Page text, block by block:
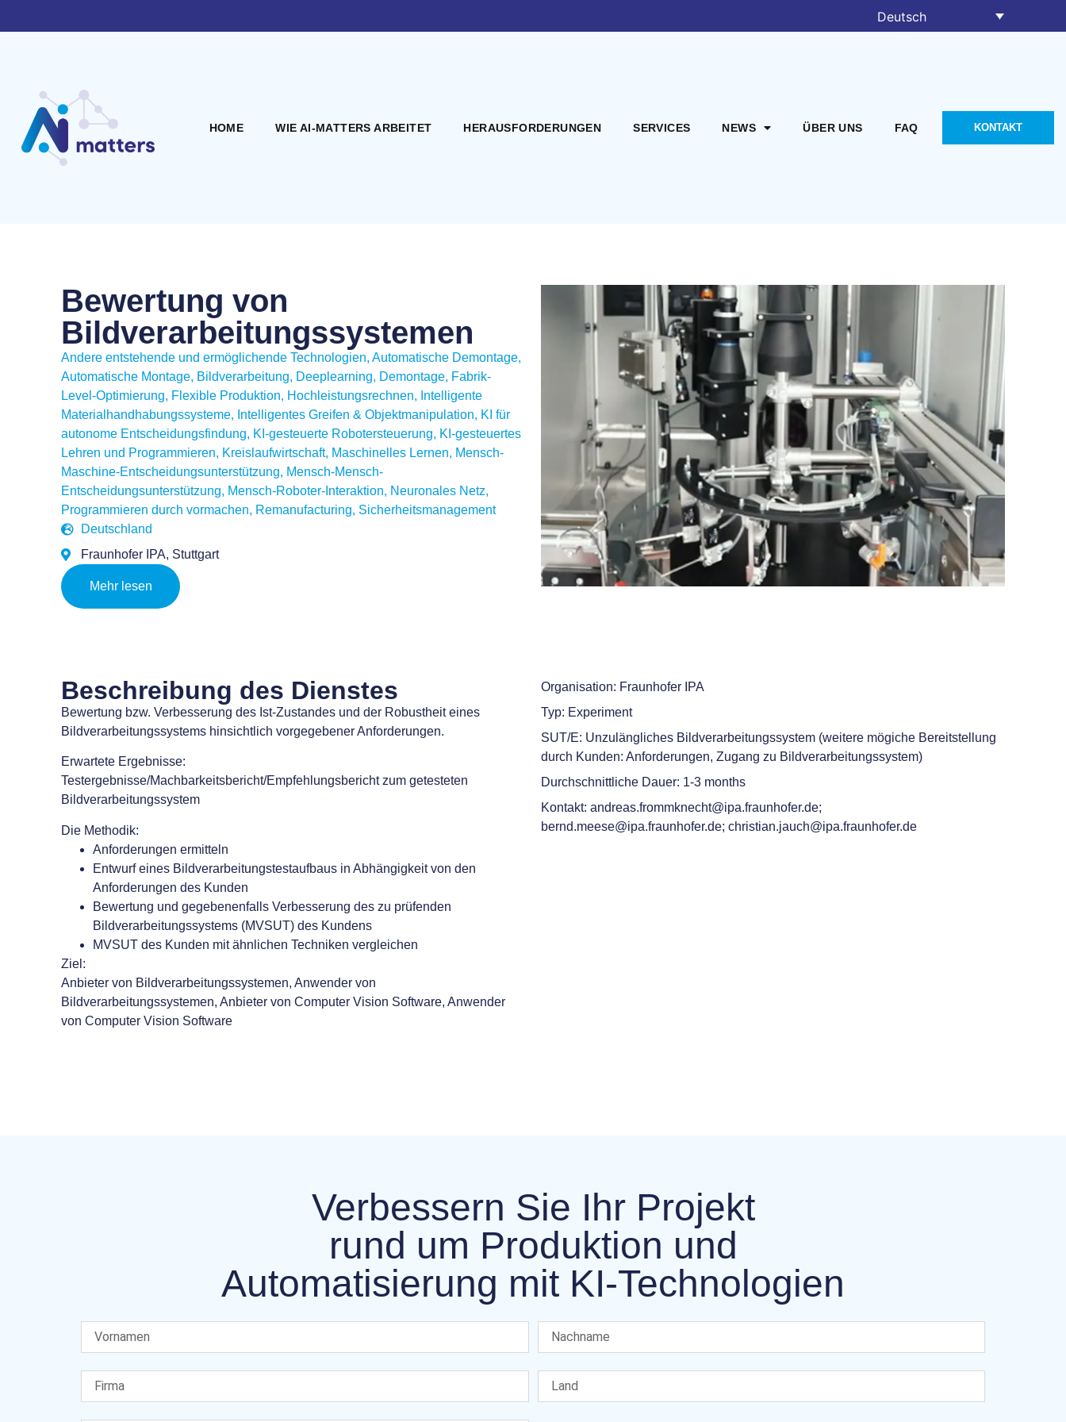
Deutsch
HOME WIE AI-MATTERS ARBEITET HERAUSFORDERUNGEN SERVICES NEWS ÜBER UNS FAQ KONTAKT
Bewertung von
Bildverarbeitungssystemen
Andere entstehende und ermöglichende Technologien,Automatische Demontage,
Automatische Montage, Bildverarbeitung, Deeplearning, Demontage, Fabrik-
Level-Optimierung, Flexible Produktion, Hochleistungsrechnen, Intelligente
Materialhandhabungssysteme, Intelligentes Greifen & Objektmanipulation, KI für
autonome Entscheidungsfindung, KI-gesteuerte Robotersteuerung, KI-gesteuertes
Lehren und Programmieren, Kreislaufwirtschaft, Maschinelles Lernen, Mensch-
Maschine-Entscheidungsunterstützung, Mensch-Mensch-
Entscheidungsunterstützung, Mensch-Roboter-Interaktion, Neuronales Netz,
Programmieren durch vormachen, Remanufacturing, Sicherheitsmanagement
Deutschland
Fraunhofer IPA, Stuttgart
Mehr lesen
Beschreibung des Dienstes
Bewertung bzw. Verbesserung des Ist-Zustandes und der Robustheit eines
Bildverarbeitungssystems hinsichtlich vorgegebener Anforderungen.
Erwartete Ergebnisse:
Testergebnisse/Machbarkeitsbericht/Empfehlungsbericht zum getesteten
Bildverarbeitungssystem
Die Methodik:
Anforderungen ermitteln
Entwurf eines Bildverarbeitungstestaufbaus in Abhängigkeit von den
Anforderungen des Kunden
Bewertung und gegebenenfalls Verbesserung des zu prüfenden
Bildverarbeitungssystems (MVSUT) des Kundens
MVSUT des Kunden mit ähnlichen Techniken vergleichen
Ziel:
Anbieter von Bildverarbeitungssystemen, Anwender von
Bildverarbeitungssystemen, Anbieter von Computer Vision Software, Anwender
von Computer Vision Software
Organisation: Fraunhofer IPA
Typ: Experiment
SUT/E: Unzulängliches Bildverarbeitungssystem (weitere mögiche Bereitstellung
durch Kunden: Anforderungen, Zugang zu Bildverarbeitungssystem)
Durchschnittliche Dauer: 1-3 months
Kontakt: andreas.frommknecht@ipa.fraunhofer.de;
bernd.meese@ipa.fraunhofer.de; christian.jauch@ipa.fraunhofer.de
Verbessern Sie Ihr Projekt
rund um Produktion und
Automatisierung mit KI-Technologien